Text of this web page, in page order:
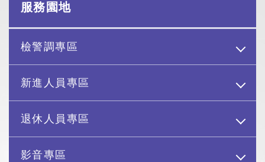
服務園地
檢警調專區
新進人員專區
退休人員專區
影音專區